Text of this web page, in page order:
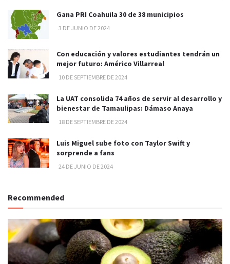
Gana PRI Coahuila 30 de 38 municipios
3 DE JUNIO DE 2024
Con educación y valores estudiantes tendrán un
mejor futuro: Américo Villarreal
10 DE SEPTIEMBRE DE 2024
La UAT consolida 74 años de servir al desarrollo y
bienestar de Tamaulipas: Dámaso Anaya
18 DE SEPTIEMBRE DE 2024
Luis Miguel sube foto con Taylor Swift y
sorprende a fans
24 DE JUNIO DE 2024
Recommended